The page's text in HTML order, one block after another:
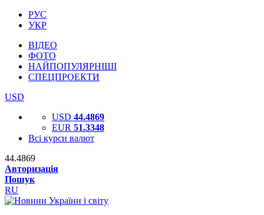
РУС
УКР
ВІДЕО
ФОТО
НАЙПОПУЛЯРНІШІ
СПЕЦПРОЕКТИ
USD
USD 44.4869
EUR 51.3348
Всі курси валют
44.4869
Авторизація
Пошук
RU